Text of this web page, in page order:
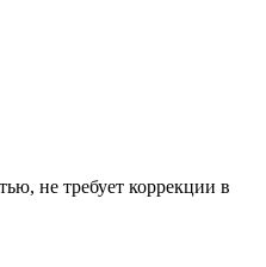
не требует коррекции в